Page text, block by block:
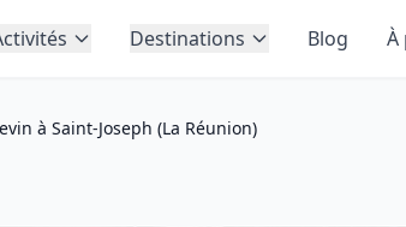
Destinations Blog À
à Saint‑Joseph (La Réunion)